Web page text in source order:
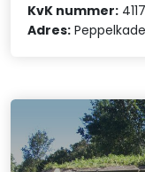
KvK nummer:
Adres: Peppelkade